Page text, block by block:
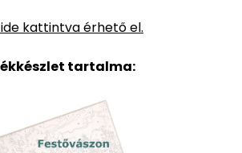
kattintva érhető el.
tartalma: